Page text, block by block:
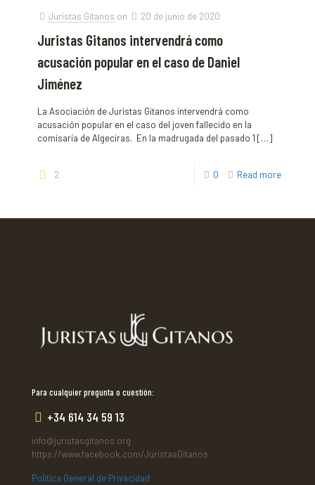
Juristas Gitanos on 20 de junio de 2020
Juristas Gitanos intervendrá como
acusación popular en el caso de Daniel
Jiménez
La Asociación de Juristas Gitanos intervendrá como
acusación popular en el caso del joven fallecido en la
comisaría de Algeciras. En la madrugada del pasado 1 […]
2 0 Read more
Para cualquier pregunta o cuestión:
+34 614 34 59 13
info@juristasgitanos.org
https://www.facebook.com/JuristasGitanos
Política General de Privacidad